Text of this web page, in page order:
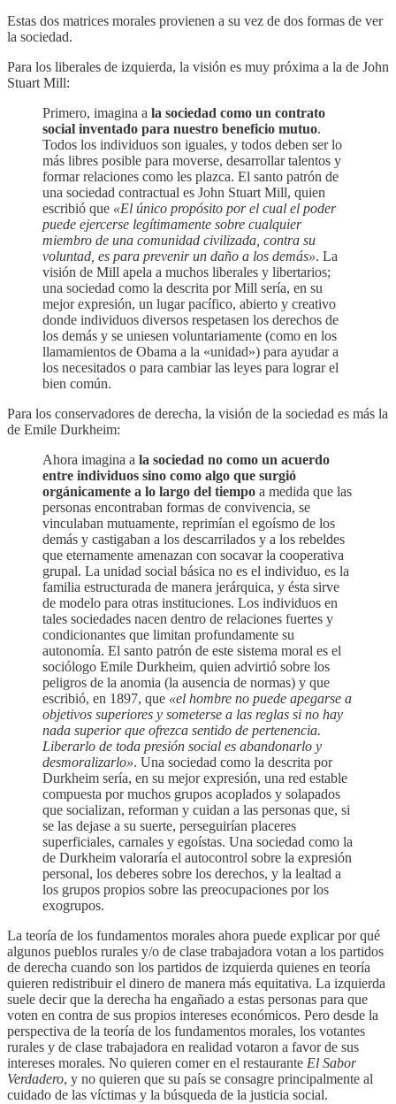
Estas dos matrices morales provienen a su vez de dos formas de ver
la sociedad.
Para los liberales de izquierda, la visión es muy próxima a la de John
Stuart Mill:
Primero, imagina a la sociedad como un contrato
social inventado para nuestro beneficio mutuo.
Todos los individuos son iguales, y todos deben ser lo
más libres posible para moverse, desarrollar talentos y
formar relaciones como les plazca. El santo patrón de
una sociedad contractual es John Stuart Mill, quien
escribió que «El único propósito por el cual el poder
puede ejercerse legítimamente sobre cualquier
miembro de una comunidad civilizada, contra su
voluntad, es para prevenir un daño a los demás». La
visión de Mill apela a muchos liberales y libertarios;
una sociedad como la descrita por Mill sería, en su
mejor expresión, un lugar pacífico, abierto y creativo
donde individuos diversos respetasen los derechos de
los demás y se uniesen voluntariamente (como en los
llamamientos de Obama a la «unidad») para ayudar a
los necesitados o para cambiar las leyes para lograr el
bien común.
Para los conservadores de derecha, la visión de la sociedad es más la
de Emile Durkheim:
Ahora imagina a la sociedad no como un acuerdo
entre individuos sino como algo que surgió
orgánicamente a lo largo del tiempo a medida que las
personas encontraban formas de convivencia, se
vinculaban mutuamente, reprimían el egoísmo de los
demás y castigaban a los descarrilados y a los rebeldes
que eternamente amenazan con socavar la cooperativa
grupal. La unidad social básica no es el individuo, es la
familia estructurada de manera jerárquica, y ésta sirve
de modelo para otras instituciones. Los individuos en
tales sociedades nacen dentro de relaciones fuertes y
condicionantes que limitan profundamente su
autonomía. El santo patrón de este sistema moral es el
sociólogo Emile Durkheim, quien advirtió sobre los
peligros de la anomia (la ausencia de normas) y que
escribió, en 1897, que «el hombre no puede apegarse a
objetivos superiores y someterse a las reglas si no hay
nada superior que ofrezca sentido de pertenencia.
Liberarlo de toda presión social es abandonarlo y
desmoralizarlo». Una sociedad como la descrita por
Durkheim sería, en su mejor expresión, una red estable
compuesta por muchos grupos acoplados y solapados
que socializan, reforman y cuidan a las personas que, si
se las dejase a su suerte, perseguirían placeres
superficiales, carnales y egoístas. Una sociedad como la
de Durkheim valoraría el autocontrol sobre la expresión
personal, los deberes sobre los derechos, y la lealtad a
los grupos propios sobre las preocupaciones por los
exogrupos.
La teoría de los fundamentos morales ahora puede explicar por qué
algunos pueblos rurales y/o de clase trabajadora votan a los partidos
de derecha cuando son los partidos de izquierda quienes en teoría
quieren redistribuir el dinero de manera más equitativa. La izquierda
suele decir que la derecha ha engañado a estas personas para que
voten en contra de sus propios intereses económicos. Pero desde la
perspectiva de la teoría de los fundamentos morales, los votantes
rurales y de clase trabajadora en realidad votaron a favor de sus
intereses morales. No quieren comer en el restaurante El Sabor
Verdadero, y no quieren que su país se consagre principalmente al
cuidado de las víctimas y la búsqueda de la justicia social.